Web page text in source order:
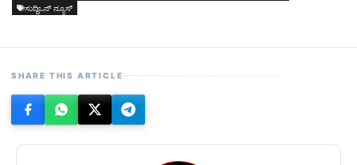
ಸುದ್ದಿಒನ್ ನ್ಯೂಸ್
SHARE THIS ARTICLE